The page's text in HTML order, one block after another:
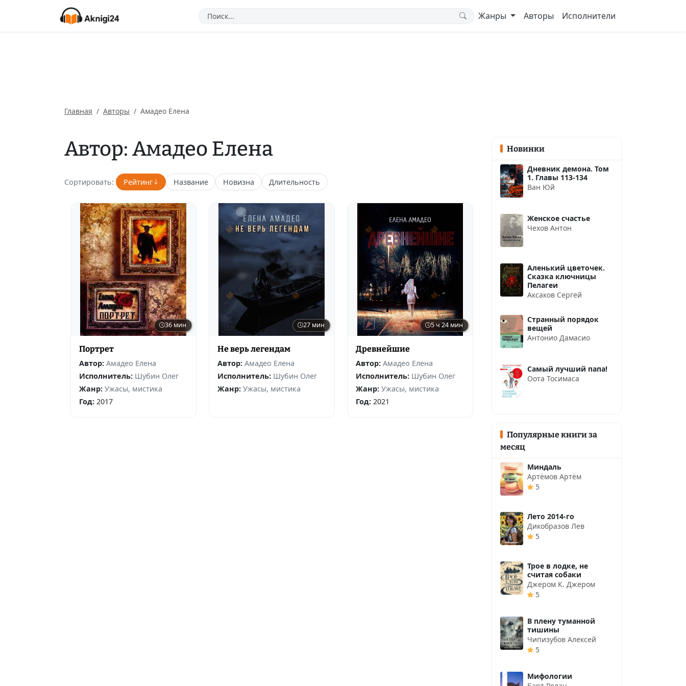
Жанры Авторы Исполнители
Главная Авторы Амадео Елена
Автор: Амадео Елена
Сортировать: Рейтинг Название Новизна Длительность
36 мин
Портрет
Автор: Амадео Елена
Исполнитель: Шубин Олег
Жанр: Ужасы, мистика
Год: 2017
27 мин
Не верь легендам
Автор: Амадео Елена
Исполнитель: Шубин Олег
Жанр: Ужасы, мистика
5 ч 24 мин
Древнейшие
Автор: Амадео Елена
Исполнитель: Шубин Олег
Жанр: Ужасы, мистика
Год:2021
Новинки
Дневник демона. Том
1. Главы 113-134
Ван Юй
Женское счастье
Чехов Антон
Аленький цветочек.
Сказка ключницы
Пелагеи
Аксаков Сергей
Странный порядок
вещей
Антонио Дамасио
Самый лучший папа!
Оота Тосимаса
Популярные книги за
месяц
Миндаль
Артёмов Артём
5
Лето 2014-го
Дикобразов Лев
5
Трое в лодке, не
считая собаки
Джером К. Джером
5
В плену туманной
тишины
Чипизубов Алексей
5
Мифологии